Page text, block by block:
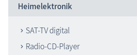
Heimelektronik
SAT-TV digital
Radio-CD-Player